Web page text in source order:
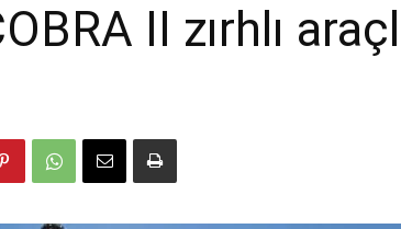
II zırhlı